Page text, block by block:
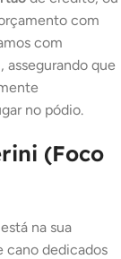
com
com
assegurando que
no pódio.
(Foco
na sua
cano dedicados